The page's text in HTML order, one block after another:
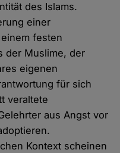
des Islams.
einer
festen
der Muslime, der
eigenen
für sich
veraltete
aus Angst vor
Kontext scheinen